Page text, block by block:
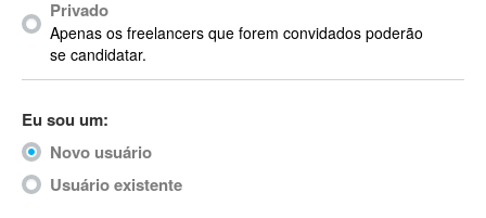
Acrobat X
Acronis
ACT
Actimize
ActionScript
ActionScript 3
Privado
Apenas os freelancers que forem convidados poderão
se candidatar.
Eu sou um:
Novo usuário
Usuário existente